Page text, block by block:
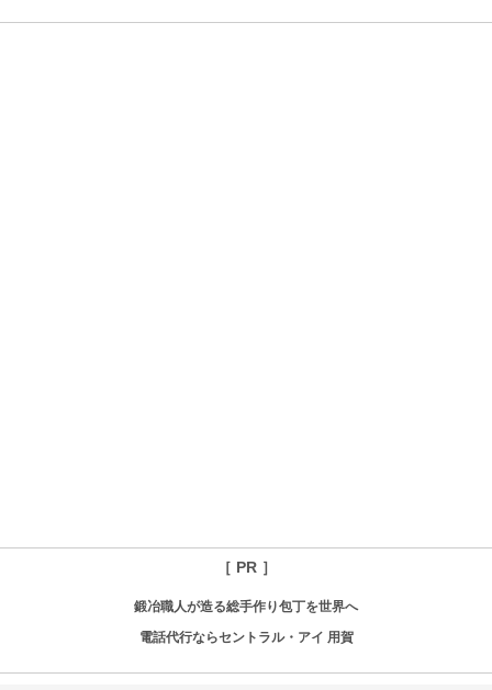
［ PR ］
鍛冶職人が造る総手作り包丁を世界へ
電話代行ならセントラル・アイ 用賀